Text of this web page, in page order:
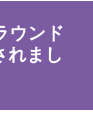
ウンド
れまし